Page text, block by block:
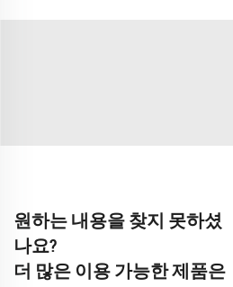
원하는 내용을 찾지 못하셨
나요?
더 많은 이용 가능한 제품은